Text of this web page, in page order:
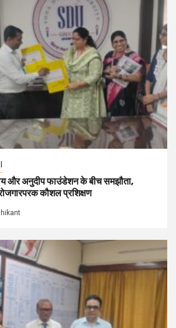
और अनुदीप फाउंडेशन के बीच समझौता,
रोजगारपरक कौशल प्रशिक्षण